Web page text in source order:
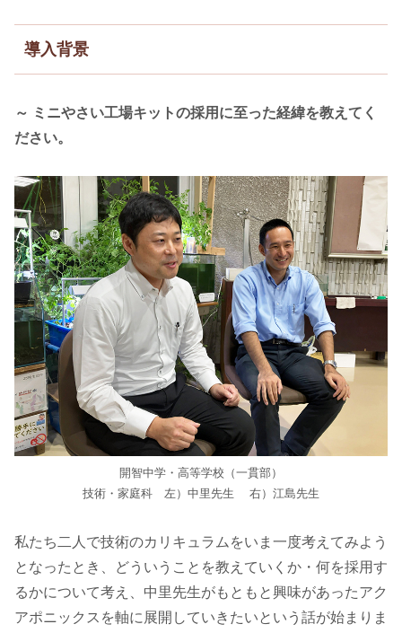
導入背景
～ ミニやさい工場キットの採用に至った経緯を教えてく
ださい。
開智中学・高等学校（一貫部）
技術・家庭科 左）中里先生 右）江島先生
私たち二人で技術のカリキュラムをいま一度考えてみよう
となったとき、どういうことを教えていくか・何を採用す
るかについて考え、中里先生がもともと興味があったアク
アポニックスを軸に展開していきたいという話が始まりま